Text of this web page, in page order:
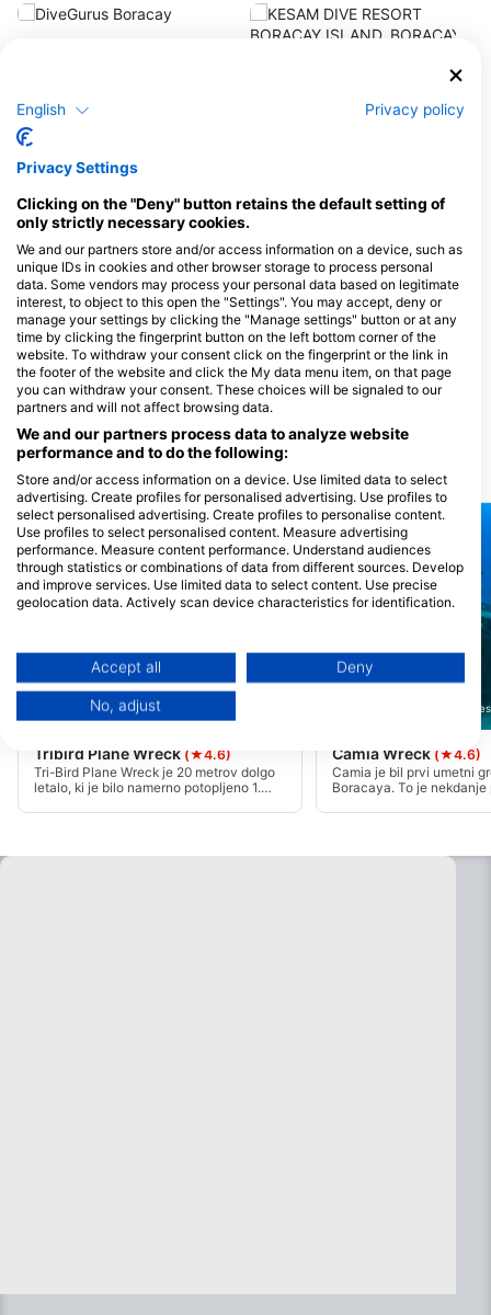
BORACAY ISLAND, BORACAY
ORA FREEDIVE
2nd Floor Snflower’s
commercial unit balabag
boracay malay aklan, 5608
Aklan, Boracay - Filipini
Potapljaške lokacije
DiveGurus Diving Services Corp., 5608 Malay
Tribird Plane Wreck (★4.6)
Tri-Bird Plane Wreck je 20 metrov dolgo
letalo, ki je bilo namerno potopljeno 1.
metrov in leži obrnjeno na peščeni
DiveGurus Diving
Camia Wreck (★4.6)
Camia je bil prvi umetni
Boracaya. To je
januarja 2001 namerno
paluba pa je globoka
English Privacy policy
Privacy Settings
Clicking on the "Deny" button retains the default setting of
only strictly necessary cookies.
We and our partners store and/or access information on a device, such as
unique IDs in cookies and other browser storage to process personal
data. Some vendors may process your personal data based on legitimate
interest, to object to this open the "Settings". You may accept, deny or
manage your settings by clicking the "Manage settings" button or at any
time by clicking the fingerprint button on the left bottom corner of the
website. To withdraw your consent click on the fingerprint or the link in
the footer of the website and click the My data menu item, on that page
you can withdraw your consent. These choices will be signaled to our
partners and will not affect browsing data.
We and our partners process data to analyze website
performance and to do the following:
Store and/or access information on a device. Use limited data to select
advertising. Create profiles for personalised advertising. Use profiles to
select personalised advertising. Create profiles to personalise content.
Use profiles to select personalised content. Measure advertising
performance. Measure content performance. Understand audiences
through statistics or combinations of data from different sources. Develop
and improve services. Use limited data to select content. Use precise
geolocation data. Actively scan device characteristics for identification.
Data may be shared outside of the European Union and send to the USA.
Your consent and the cookie policy applies solely to this website/app.
View Partner List (1 IAB Vendors)
IAB processing purposes:
Accept all Deny
No, adjust